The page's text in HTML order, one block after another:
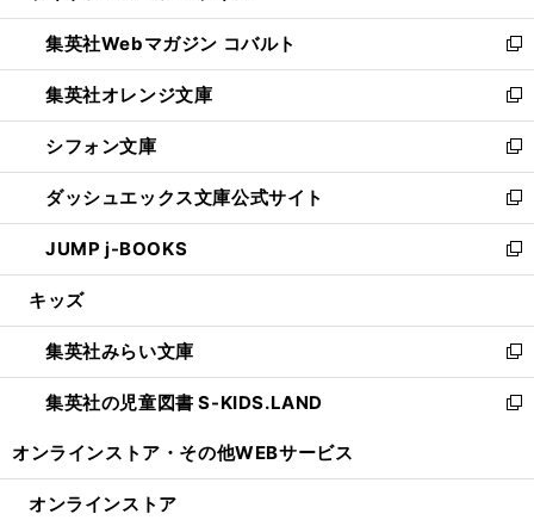
開
く
ウ
で
開
く
ン
ド
ウ
で
開
く
ウ
ィ
ン
ド
ウ
で
開
く
集英社Webマガジン コバルト
新
し
い
ウ
ィ
ン
ド
ウ
で
開
集英社オレンジ文庫
新
し
い
ウ
ィ
ン
ド
ウ
開
く
シフォン文庫
新
し
い
ウ
ィ
ン
ウ
で
開
く
ダッシュエックス文庫公式サイト
新
し
い
ウ
ン
ド
ウ
で
JUMP j-BOOKS
新
し
ウ
ィ
ン
ド
開
キッズ
集英社みらい文庫
新
し
い
ン
集英社の児童図書 S-KIDS.LAND
新
ウ
オンラインストア・ その他WEBサービス
オンラインストア